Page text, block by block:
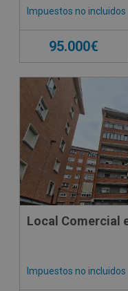
Impuestos no incluidos
95.000€
SUJETO A IVA
Local Comercial
Impuestos no incluidos